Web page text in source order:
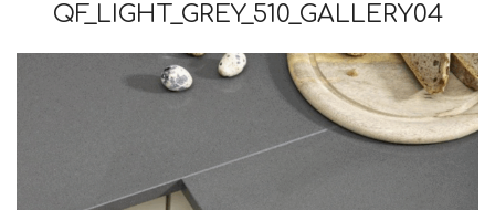
QF_LIGHT_GREY_510_GALLERY04